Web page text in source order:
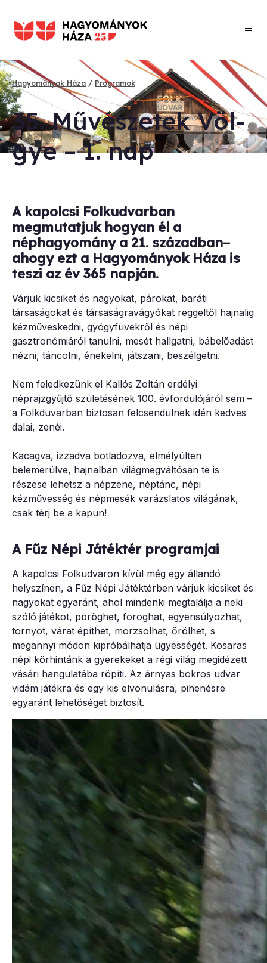
tartalomra
Morzsa
Hagyományok Háza Programok
35. Mű­vé­sze­tek Völ­
gye – 1. nap
A kapolcsi Folkudvarban
megmutatjuk hogyan él a
néphagyomány a 21. században–
ahogy ezt a Hagyományok Háza is
teszi az év 365 napján.
Várjuk kicsiket és nagyokat, párokat, baráti
társaságokat és társaságravágyókat reggeltől hajnalig
kézműveskedni, gyógyfüvekről és népi
gasztronómiáról tanulni, mesét hallgatni, bábelőadást
nézni, táncolni, énekelni, játszani, beszélgetni.
Nem feledkezünk el Kallós Zoltán erdélyi
néprajzgyűjtő születésének 100. évfordulójáról sem –
a Folkduvarban biztosan felcsendülnek idén kedves
dalai, zenéi.
Kacagva, izzadva botladozva, elmélyülten
belemerülve, hajnalban világmegváltósan te is
részese lehetsz a népzene, néptánc, népi
kézművesség és népmesék varázslatos világának,
csak térj be a kapun!
A Fűz Népi Játéktér programjai
A kapolcsi Folkudvaron kívül még egy állandó
helyszínen, a Fűz Népi Játéktérben várjuk kicsiket és
nagyokat egyaránt, ahol mindenki megtalálja a neki
szóló játékot, pöröghet, foroghat, egyensúlyozhat,
tornyot, várat építhet, morzsolhat, őrölhet, s
megannyi módon kipróbálhatja ügyességét. Kosaras
népi körhintánk a gyerekeket a régi világ megidézett
vásári hangulatába röpíti. Az árnyas bokros udvar
vidám játékra és egy kis elvonulásra, pihenésre
egyaránt lehetőséget biztosít.